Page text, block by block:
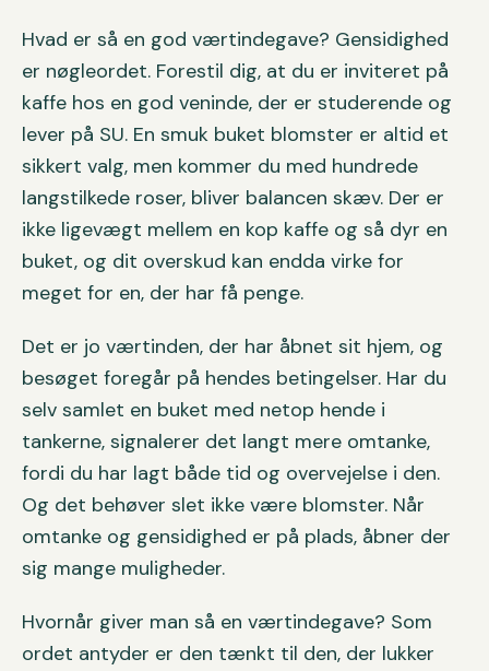
Hvad er så en god værtindegave? Gensidighed
er nøgleordet. Forestil dig, at du er inviteret på
kaffe hos en god veninde, der er studerende og
lever på SU. En smuk buket blomster er altid et
sikkert valg, men kommer du med hundrede
langstilkede roser, bliver balancen skæv. Der er
ikke ligevægt mellem en kop kaffe og så dyr en
buket, og dit overskud kan endda virke for
meget for en, der har få penge.
Det er jo værtinden, der har åbnet sit hjem, og
besøget foregår på hendes betingelser. Har du
selv samlet en buket med netop hende i
tankerne, signalerer det langt mere omtanke,
fordi du har lagt både tid og overvejelse i den.
Og det behøver slet ikke være blomster. Når
omtanke og gensidighed er på plads, åbner der
sig mange muligheder.
Hvornår giver man så en værtindegave? Som
ordet antyder er den tænkt til den, der lukker